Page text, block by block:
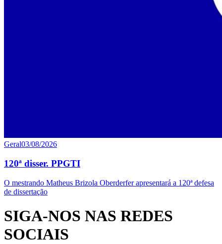
Geral03/08/2026
120ª disser. PPGTI
O mestrando Matheus Brizola Oberderfer apresentará a 120ª defesa
de dissertação
SIGA-NOS NAS REDES
SOCIAIS